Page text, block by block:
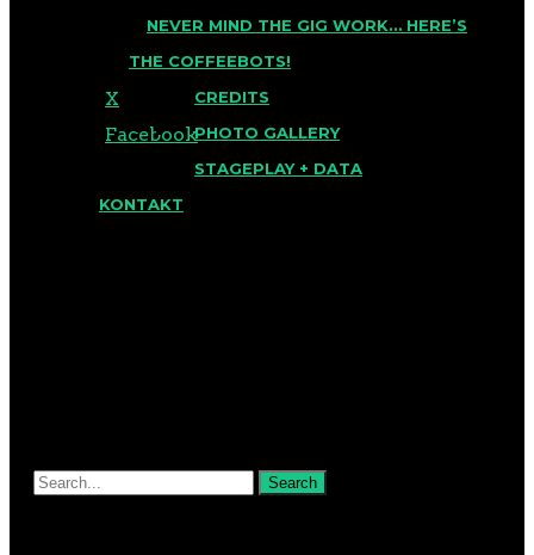
NEVER MIND THE GIG WORK… HERE’S
THE COFFEEBOTS!
CREDITS
PHOTO GALLERY
STAGEPLAY + DATA
KONTAKT
TEILEN MIT:
X
Facebook